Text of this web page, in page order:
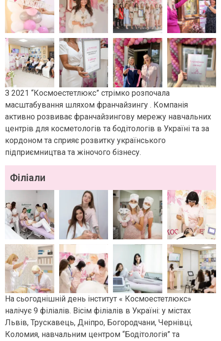
З 2021 “Космоестетлюкс” стрімко розпочала
масштабування шляхом франчайзингу . Компанія
активно розвиває франчайзингову мережу навчальних
центрів для косметологів та бодітологів в Україні та за
кордоном та сприяє розвитку українського
підприємництва та жіночого бізнесу.
Філіали
На сьогоднішній день інститут « Космоестетлюкс»
налічує 9 філіалів. Вісім філіалів в Україні: у містах
Львів, Трускавець, Дніпро, Богородчани, Чернівці,
Коломия, навчальним центром “Бодітологія” та